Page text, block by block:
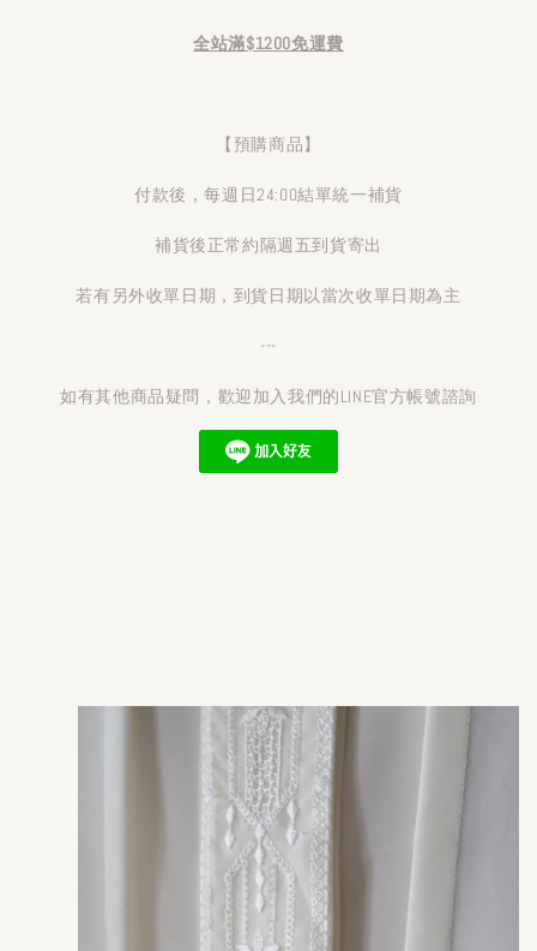
全站滿$1200免運費
【預購商品】
付款後，每週日24:00結單統一補貨
補貨後正常約隔週五到貨寄出
若有另外收單日期，到貨日期以當次收單日期為主
---
如有其他商品疑問，歡迎加入我們的LINE官方帳號諮詢